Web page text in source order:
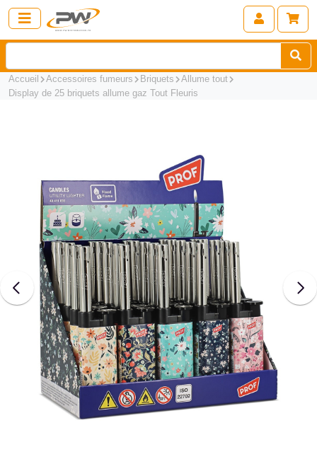
Accueil Accessoires fumeurs Briquets
Allume tout
Display de 25 briquets allume gaz Tout Fleuris